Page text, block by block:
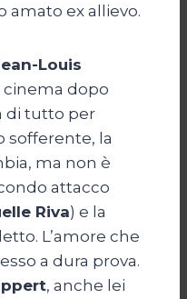
amato ex allievo.
Louis
dopo
di tutto per
sofferente, la
ma non è
attacco
Riva) e la
L’amore che
a dura prova.
, anche lei